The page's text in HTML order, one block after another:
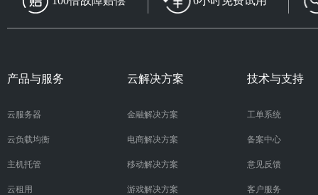
产品与服务
云服务器
云负载均衡
主机托管
云租用
云解决方案
金融解决方案
电商解决方案
移动解决方案
游戏解决方案
技术与支持
工单系统
备案中心
意见反馈
客户服务